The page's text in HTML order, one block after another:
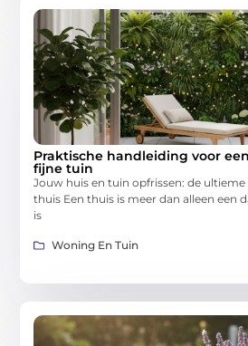
Praktische handleiding voor
fijne tuin
Jouw huis en tuin opfrissen: de
thuis Een thuis is meer dan alleen een
is
Woning En Tuin